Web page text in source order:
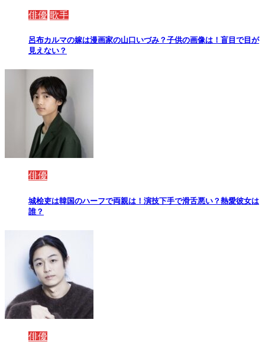
俳優 歌手
呂布カルマの嫁は漫画家の山口いづみ？子供の画像は！盲目で目が
見えない？
俳優
城桧吏は韓国のハーフで両親は！演技下手で滑舌悪い？熱愛彼女は
誰？
俳優